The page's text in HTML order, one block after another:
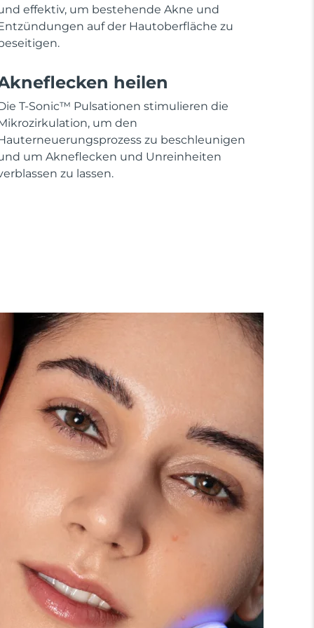
effektiv, um bestehende Akne und
auf der Hautoberfläche zu
heilen
T-Sonic™ Pulsationen stimulieren die
um den
zu beschleunigen
um Akneflecken und Unreinheiten
zu lassen.